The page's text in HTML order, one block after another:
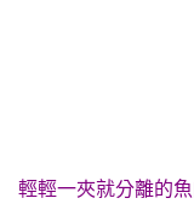
輕輕一夾就分離的